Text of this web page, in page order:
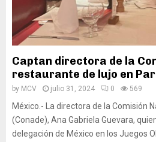
Captan directora de la
restaurante de lujo en
by MCV julio 31, 2024 0 569
México.- La directora de la Comisión
(Conade), Ana Gabriela Guevara,
delegación de México en los Juegos